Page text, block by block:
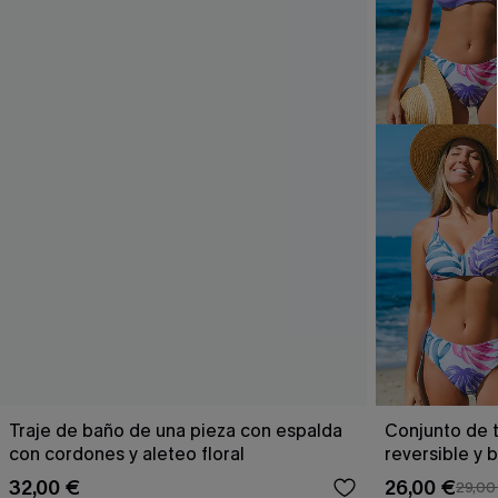
Traje de baño de una pieza con espalda
con cordones y aleteo floral
32,00 €
Conjunto de
reversible y
Escaping
26,00 €